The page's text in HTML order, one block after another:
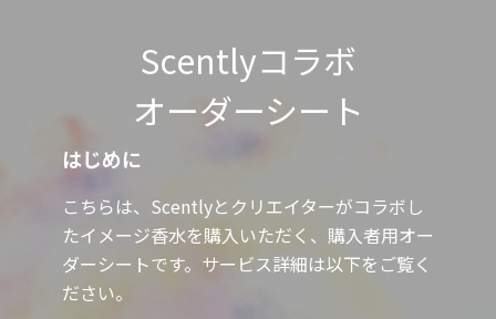
Scentlyコラボ
オーダーシート
はじめに
こちらは、Scentlyとクリエイターがコラボし
たイメージ香水を購入いただく、購入者用オー
ダーシートです。サービス詳細は以下をご覧く
ださい。